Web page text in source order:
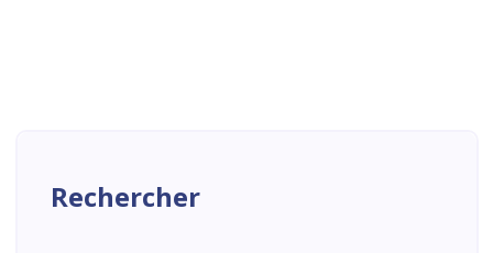
Rechercher